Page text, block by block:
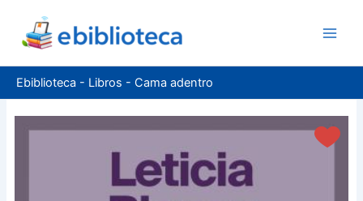
contenido
Ebiblioteca - Libros - Cama adentro